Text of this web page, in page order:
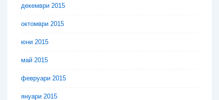
декември 2015
октомври 2015
юни 2015
май 2015
февруари 2015
януари 2015